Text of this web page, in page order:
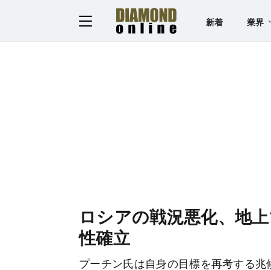
新着 業界
ロシアの戦況悪化、地
性確立
プーチン氏は自身の目標を再考する